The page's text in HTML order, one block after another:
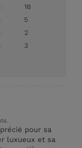
18
5
2
3
pour sa
luxueux et sa